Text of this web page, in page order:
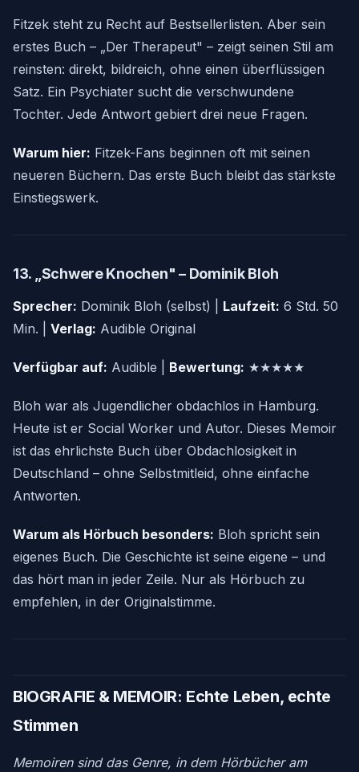
Fitzek steht zu Recht auf Bestsellerlisten. Aber sein
erstes Buch – „Der Therapeut" – zeigt seinen Stil am
reinsten: direkt, bildreich, ohne einen überflüssigen
Satz. Ein Psychiater sucht die verschwundene
Tochter. Jede Antwort gebiert drei neue Fragen.
Warum hier: Fitzek-Fans beginnen oft mit seinen
neueren Büchern. Das erste Buch bleibt das stärkste
Einstiegswerk.
13. „Schwere Knochen" – Dominik Bloh
Sprecher: Dominik Bloh (selbst) | Laufzeit: 6 Std. 50
Min. | Verlag: Audible Original
Verfügbar auf: Audible | Bewertung: ★★★★★
Bloh war als Jugendlicher obdachlos in Hamburg.
Heute ist er Social Worker und Autor. Dieses Memoir
ist das ehrlichste Buch über Obdachlosigkeit in
Deutschland – ohne Selbstmitleid, ohne einfache
Antworten.
Warum als Hörbuch besonders: Bloh spricht sein
eigenes Buch. Die Geschichte ist seine eigene – und
das hört man in jeder Zeile. Nur als Hörbuch zu
empfehlen, in der Originalstimme.
BIOGRAFIE & MEMOIR: Echte Leben, echte
Stimmen
Memoiren sind das Genre, in dem Hörbücher am